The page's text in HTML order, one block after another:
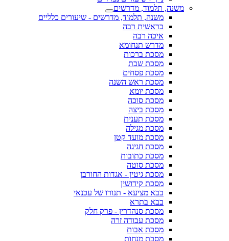
משנה, תלמוד, מדרשים
משנה, תלמוד, מדרשים - שיעורים כלליים
בראשית רבה
איכה רבה
מדרש תנחומא
מסכת ברכות
מסכת שבת
מסכת פסחים
מסכת ראש השנה
מסכת יומא
מסכת סוכה
מסכת ביצה
מסכת תענית
מסכת מגילה
מסכת מועד קטן
מסכת חגיגה
מסכת כתובות
מסכת סוטה
מסכת גיטין - אגדות החורבן
מסכת קידושין
בבא מציעא - תנורו של עכנאי
בבא בתרא
מסכת סנהדרין - פרק חלק
מסכת עבודה זרה
מסכת אבות
מסכת מנחות